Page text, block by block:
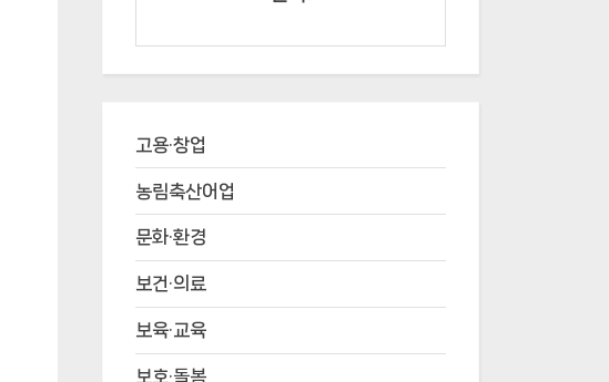
고용·창업
농림축산어업
문화·환경
보건·의료
보육·교육
보호·돌봄